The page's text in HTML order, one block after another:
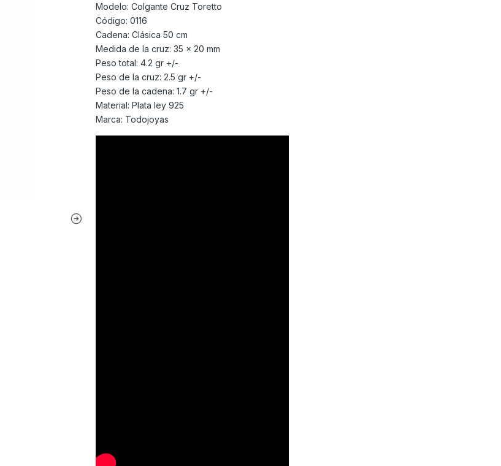
Modelo: Colgante Cruz Toretto
Código: 0116
Cadena: Clásica 50 cm
Medida de la cruz: 35 x 20 mm
Peso total: 4.2 gr +/-
Peso de la cruz: 2.5 gr +/-
Peso de la cadena: 1.7 gr +/-
Material: Plata ley 925
Marca: Todojoyas